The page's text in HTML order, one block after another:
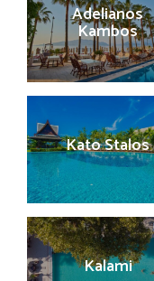
Adelianos
Kambos
Kato Stalos
Kalami